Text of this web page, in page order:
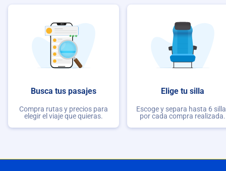
Busca tus pasajes
Compra rutas y precios para
elegir el viaje que quieras.
Elige tu silla
Escoge y separa hasta 6
por cada compra realizada.